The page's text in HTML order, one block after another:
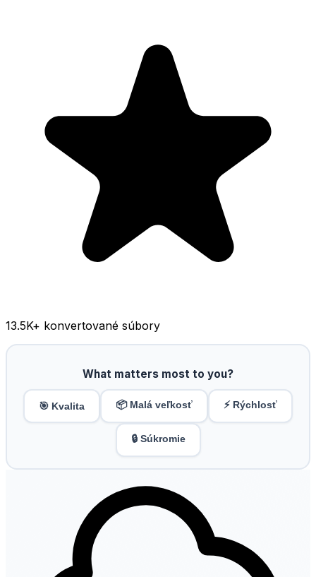
13.5K+ konvertované súbory
What matters most to you?
🎯 Kvalita 📦 Malá veľkosť ⚡ Rýchlosť
🔒 Súkromie